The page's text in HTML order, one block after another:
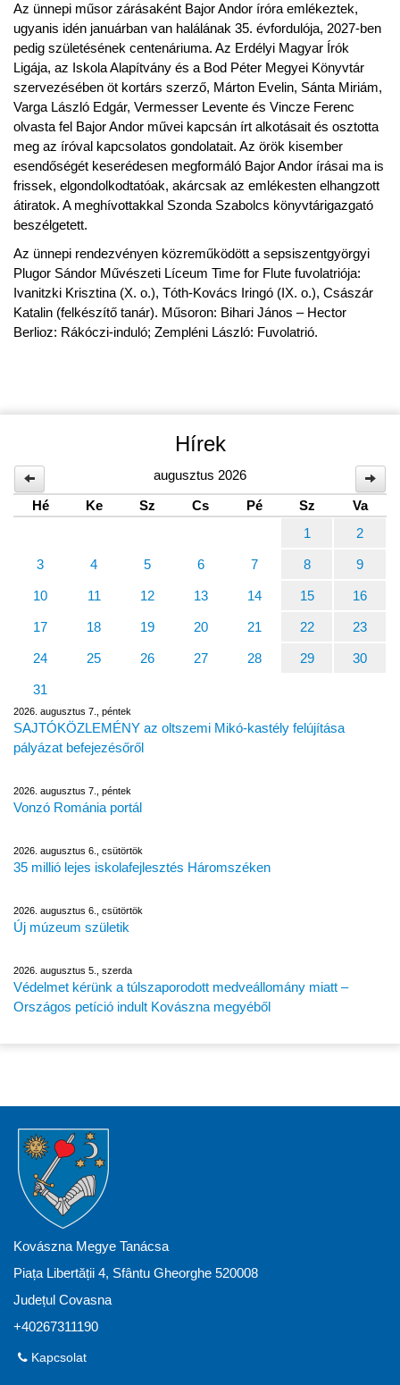
Az ünnepi műsor zárásaként Bajor Andor íróra emlékeztek,
ugyanis idén januárban van halálának 35. évfordulója, 2027-ben
pedig születésének centenáriuma. Az Erdélyi Magyar Írók
Ligája, az Iskola Alapítvány és a Bod Péter Megyei Könyvtár
szervezésében öt kortárs szerző, Márton Evelin, Sánta Miriám,
Varga László Edgár, Vermesser Levente és Vincze Ferenc
olvasta fel Bajor Andor művei kapcsán írt alkotásait és osztotta
meg az íróval kapcsolatos gondolatait. Az örök kisember
esendőségét keserédesen megformáló Bajor Andor írásai ma is
frissek, elgondolkodtatóak, akárcsak az emlékesten elhangzott
átiratok. A meghívottakkal Szonda Szabolcs könyvtárigazgató
beszélgetett.
Az ünnepi rendezvényen közreműködött a sepsiszentgyörgyi
Plugor Sándor Művészeti Líceum Time for Flute fuvolatriója:
Ivanitzki Krisztina (X. o.), Tóth-Kovács Iringó (IX. o.), Császár
Katalin (felkészítő tanár). Műsoron: Bihari János – Hector
Berlioz: Rákóczi-induló; Zempléni László: Fuvolatrió.
Hírek
augusztus 2026
Hé
Ke Sz Cs Pé Sz
Va
1
2
3 4 5 6 7 8 9
10 11 12 13 14 15 16
17 18 19 20 21 22 23
24 25 26 27 28 29 30
31
2026. augusztus 7., péntek
SAJTÓKÖZLEMÉNY az oltszemi Mikó-kastély felújítása
pályázat befejezésőről
2026. augusztus 7., péntek
Vonzó Románia portál
2026. augusztus 6., csütörtök
35 millió lejes iskolafejlesztés Háromszéken
2026. augusztus 6., csütörtök
Új múzeum születik
2026. augusztus 5., szerda
Védelmet kérünk a túlszaporodott medveállomány miatt –
Országos petíció indult Kovászna megyéből
Kovászna Megye Tanácsa
Piața Libertății 4, Sfântu Gheorghe 520008
Județul Covasna
+40267311190
Kapcsolat